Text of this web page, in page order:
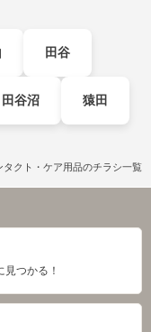
田谷
田谷沼 猿田
タクト・ケア用品のチラシ一覧
つかる！